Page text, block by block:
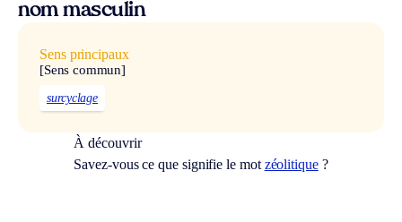
nom masculin
Sens principaux
[Sens commun]
surcyclage
À découvrir
Savez-vous ce que signifie le mot zéolitique?